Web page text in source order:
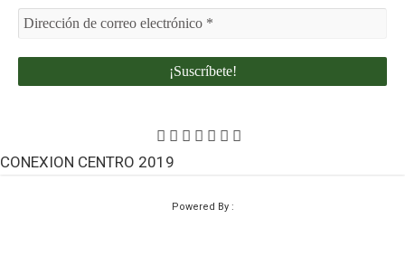
CONEXION CENTRO 2019
Powered By :